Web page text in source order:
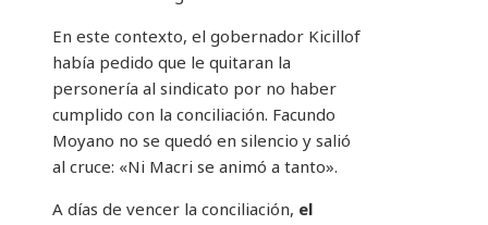
En este contexto, el gobernador Kicillof
había pedido que le quitaran la
personería al sindicato por no haber
cumplido con la conciliación. Facundo
Moyano no se quedó en silencio y salió
al cruce: «Ni Macri se animó a tanto».
A días de vencer la conciliación, el